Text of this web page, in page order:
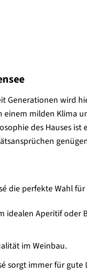
Generationen wird
einem milden Klima
des Hauses ist
die perfekte Wahl für
idealen Aperitif oder
im Weinbau.
sorgt immer für gute